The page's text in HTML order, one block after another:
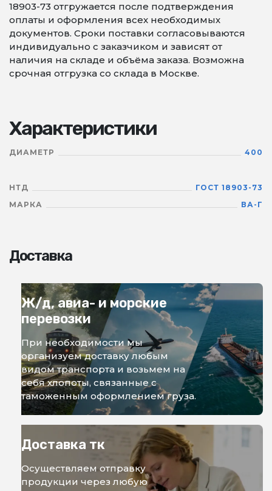
18903-73 отгружается после подтверждения
оплаты и оформления всех необходимых
документов. Сроки поставки согласовываются
индивидуально с заказчиком и зависят от
наличия на складе и объёма заказа. Возможна
срочная отгрузка со склада в Москве.
Характеристики
ДИАМЕТР 400
НТД
ГОСТ 18903-73
МАРКА
ВА-Г
Доставка
Ж/д, авиа- и морские
перевозки
При необходимости мы
организуем доставку любым
видом транспорта и возьмем на
себя хлопоты, связанные с
таможенным оформлением груза.
Доставка тк
Осуществляем отправку
продукции через любую